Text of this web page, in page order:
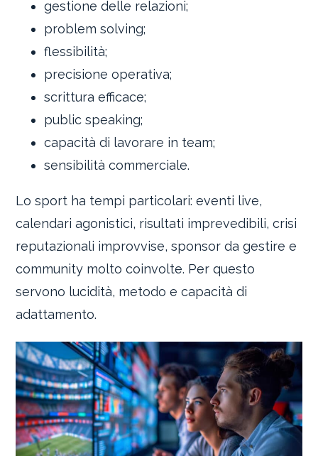
gestione delle relazioni;
problem solving;
flessibilità;
precisione operativa;
scrittura efficace;
public speaking;
capacità di lavorare in team;
sensibilità commerciale.
Lo sport ha tempi particolari: eventi live,
calendari agonistici, risultati imprevedibili, crisi
reputazionali improvvise, sponsor da gestire e
community molto coinvolte. Per questo
servono lucidità, metodo e capacità di
adattamento.